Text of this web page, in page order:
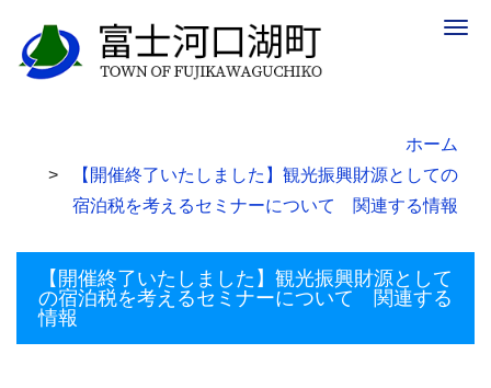
ホーム
【開催終了いたしました】観光振興財源としての
宿泊税を考えるセミナーについて 関連する情報
【開催終了いたしました】観光振興財源として
の宿泊税を考えるセミナーについて 関連する
情報